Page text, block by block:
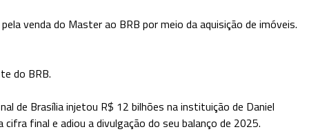
venda do Master ao BRB por meio da aquisição de imóveis.
do BRB.
de Brasília injetou R$ 12 bilhões na instituição de Daniel
final e adiou a divulgação do seu balanço de 2025.